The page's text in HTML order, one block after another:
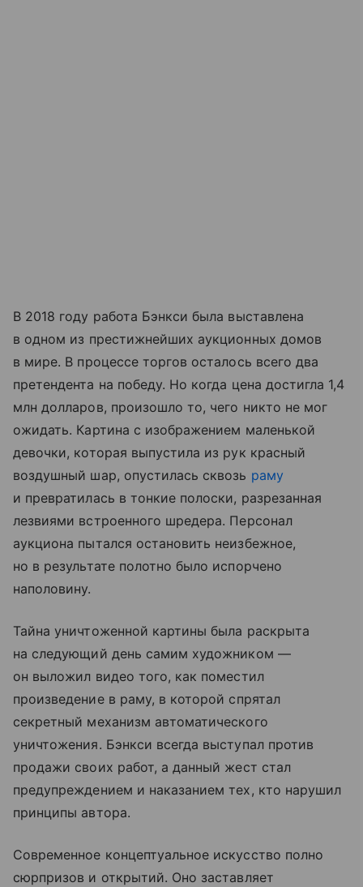
В 2018 году работа Бэнкси была выставлена
в одном из престижнейших аукционных домов
в мире. В процессе торгов осталось всего два
претендента на победу. Но когда цена достигла 1,4
млн долларов, произошло то, чего никто не мог
ожидать. Картина с изображением маленькой
девочки, которая выпустила из рук красный
воздушный шар, опустилась сквозь раму
и превратилась в тонкие полоски, разрезанная
лезвиями встроенного шредера. Персонал
аукциона пытался остановить неизбежное,
но в результате полотно было испорчено
наполовину.
Тайна уничтоженной картины была раскрыта
на следующий день самим художником —
он выложил видео того, как поместил
произведение в раму, в которой спрятал
секретный механизм автоматического
уничтожения. Бэнкси всегда выступал против
продажи своих работ, а данный жест стал
предупреждением и наказанием тех, кто нарушил
принципы автора.
Современное концептуальное искусство полно
сюрпризов и открытий. Оно заставляет